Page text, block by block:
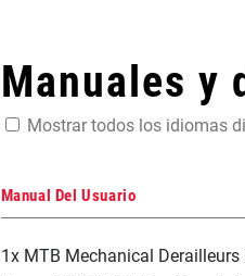
Manuales y
Mostrar todos los idiomas
Manual Del Usuario
1x MTB Mechanical Derailleurs